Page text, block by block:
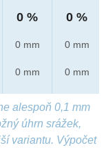
0 %
0 mm
0 mm
0 %
0 mm
0 mm
alespoň 0,1 mm
úhrn srážek,
variantu. Výpočet